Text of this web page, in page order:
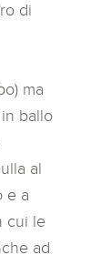
di
ma
ballo
al
e a
cui le
ad